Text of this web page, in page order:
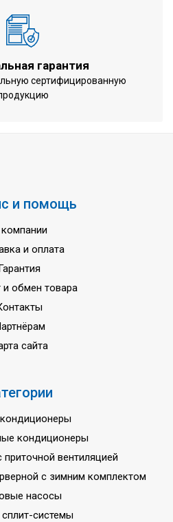
гарантия
сертифицированную
и помощь
и оплата
и обмен товара
сайта
кондиционеры
вентиляцией
с зимним комплектом
насосы
системы